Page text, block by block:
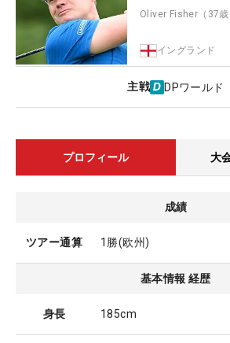
Oliver Fisher （37歳
イングランド
主戦 DPワールド
プロフィール 大
成績
ツアー通算 1勝(欧州)
基本情報 経歴
身長 185cm